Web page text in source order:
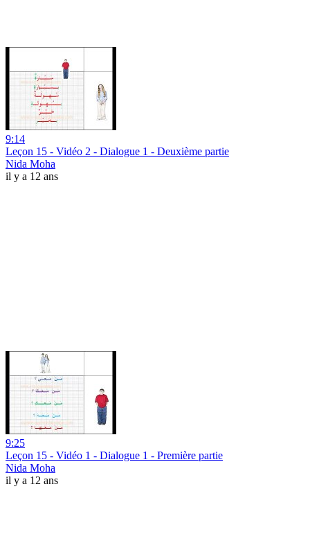
9:14
Leçon 15 - Vidéo 2 - Dialogue 1 - Deuxième partie
Nida Moha
il y a 12 ans
9:25
Leçon 15 - Vidéo 1 - Dialogue 1 - Première partie
Nida Moha
il y a 12 ans